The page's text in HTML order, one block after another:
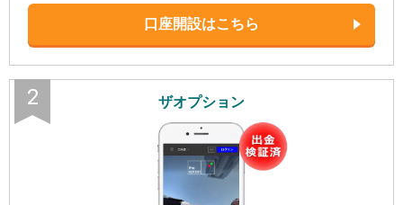
口座開設はこちら
2 ザオプション